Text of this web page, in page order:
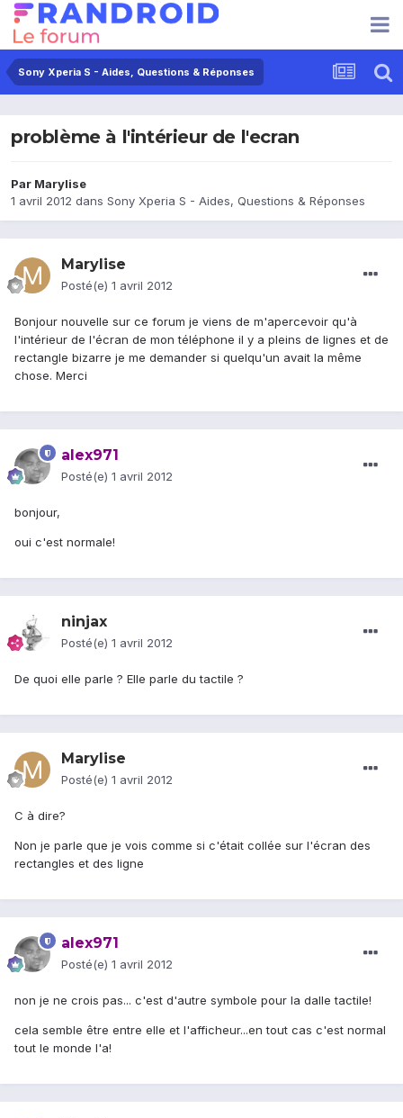
Sony Xperia S - Aides, Questions & Réponses
problème à l'intérieur de l'ecran
Par Marylise
1 avril 2012 dans Sony Xperia S - Aides, Questions & Réponses
Marylise
Posté(e) 1 avril 2012
Bonjour nouvelle sur ce forum je viens de m'apercevoir qu'à
l'intérieur de l'écran de mon téléphone il y a pleins de lignes et de
rectangle bizarre je me demander si quelqu'un avait la même
chose. Merci
alex971
Posté(e) 1 avril 2012
bonjour,
oui c'est normale!
ninjax
Posté(e) 1 avril 2012
De quoi elle parle ? Elle parle du tactile ?
Marylise
Posté(e) 1 avril 2012
C à dire?
Non je parle que je vois comme si c'était collée sur l'écran des
rectangles et des ligne
alex971
Posté(e) 1 avril 2012
non je ne crois pas... c'est d'autre symbole pour la dalle tactile!
cela semble être entre elle et l'afficheur...en tout cas c'est normal
tout le monde l'a!